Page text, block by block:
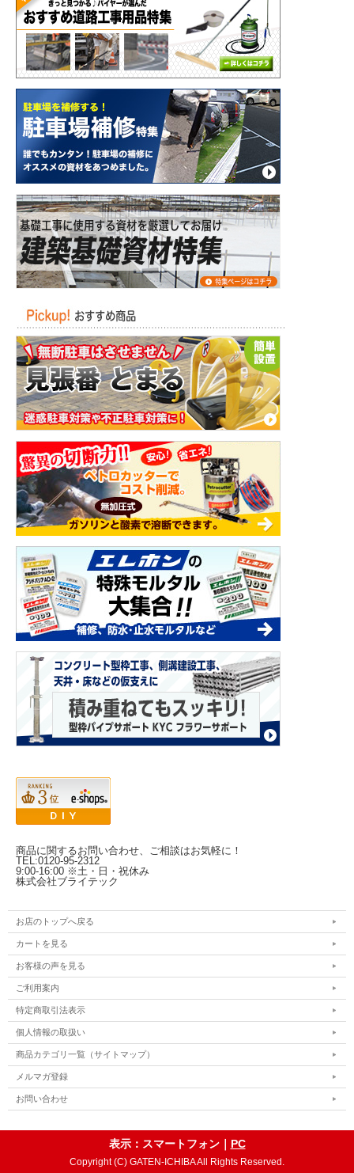
商品に関するお問い合わせ、ご相談はお気軽に！
TEL:0120-95-2312
9:00-16:00 ※土・日・祝休み
株式会社ブライテック
お店のトップへ戻る
カートを見る
お客様の声を見る
ご利用案内
特定商取引法表示
個人情報の取扱い
商品カテゴリ一覧（サイトマップ）
メルマガ登録
お問い合わせ
表示：スマートフォン｜ PC
Copyright (C) GATEN-ICHIBA All Rights Reserved.